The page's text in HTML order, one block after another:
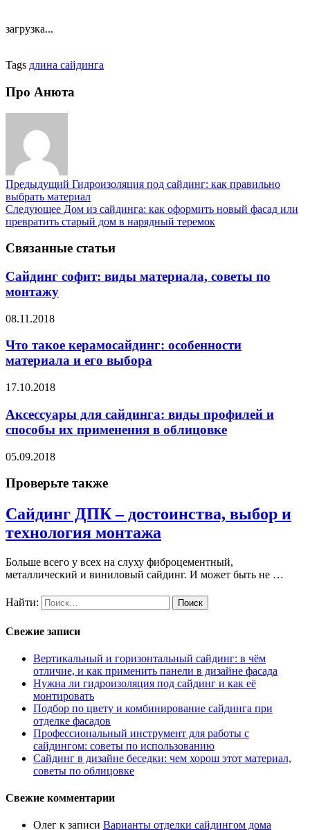
загрузка...
Tags длина сайдинга
Про Анюта
Предыдущий Гидроизоляция под сайдинг: как правильно
выбрать материал
Следующее Дом из сайдинга: как оформить новый фасад или
превратить старый дом в нарядный теремок
Связанные статьи
Сайдинг софит: виды материала, советы по
монтажу
08.11.2018
Что такое керамосайдинг: особенности
материала и его выбора
17.10.2018
Аксессуары для сайдинга: виды профилей и
способы их применения в облицовке
05.09.2018
Проверьте также
Сайдинг ДПК – достоинства, выбор и
технология монтажа
Больше всего у всех на слуху фиброцементный,
металлический и виниловый сайдинг. И может быть не …
Найти:
Свежие записи
Вертикальный и горизонтальный сайдинг: в чём
отличие, и как применить панели в дизайне фасада
Нужна ли гидроизоляция под сайдинг и как её
монтировать
Подбор по цвету и комбинирование сайдинга при
отделке фасадов
Профессиональный инструмент для работы с
сайдингом: советы по использованию
Сайдинг в дизайне беседки: чем хорош этот материал,
советы по облицовке
Свежие комментарии
Олег к записи Варианты отделки сайдингом дома